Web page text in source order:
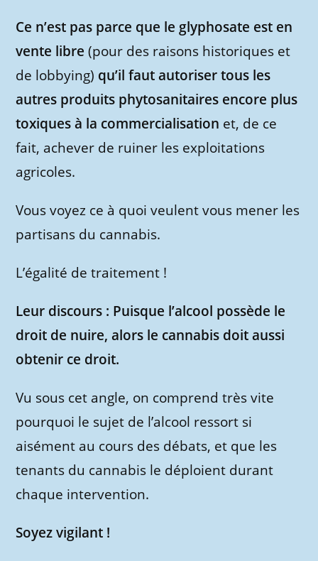
Ce n’est pas parce que le glyphosate est en
vente libre (pour des raisons historiques et
de lobbying) qu’il faut autoriser tous les
autres produits phytosanitaires encore plus
toxiques à la commercialisation et, de ce
fait, achever de ruiner les exploitations
agricoles.
Vous voyez ce à quoi veulent vous mener les
partisans du cannabis.
L’égalité de traitement !
Leur discours : Puisque l’alcool possède le
droit de nuire, alors le cannabis doit aussi
obtenir ce droit.
Vu sous cet angle, on comprend très vite
pourquoi le sujet de l’alcool ressort si
aisément au cours des débats, et que les
tenants du cannabis le déploient durant
chaque intervention.
Soyez vigilant !